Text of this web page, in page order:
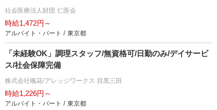
社会医療法人財団 仁医会
時給1,472円～
アルバイト・パート / 東京都
「未経験OK」調理スタッフ/無資格可/日勤のみ/デイサービ
ス/社会保障完備
株式会社颯花/アレッジワークス 目黒三田
時給1,226円～
アルバイト・パート / 東京都